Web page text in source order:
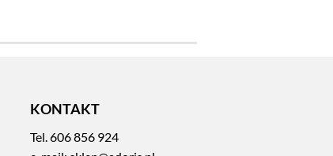
KONTAKT
Tel.606 856 924